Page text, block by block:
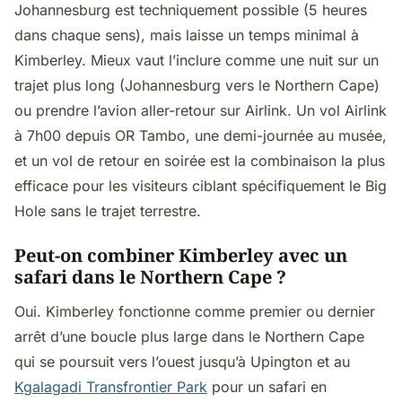
Johannesburg est techniquement possible (5 heures
dans chaque sens), mais laisse un temps minimal à
Kimberley. Mieux vaut l’inclure comme une nuit sur un
trajet plus long (Johannesburg vers le Northern Cape)
ou prendre l’avion aller-retour sur Airlink. Un vol Airlink
à 7h00 depuis OR Tambo, une demi-journée au musée,
et un vol de retour en soirée est la combinaison la plus
efficace pour les visiteurs ciblant spécifiquement le Big
Hole sans le trajet terrestre.
Peut-on combiner Kimberley avec un
safari dans le Northern Cape ?
Oui. Kimberley fonctionne comme premier ou dernier
arrêt d’une boucle plus large dans le Northern Cape
qui se poursuit vers l’ouest jusqu’à Upington et au
Kgalagadi Transfrontier Park pour un safari en